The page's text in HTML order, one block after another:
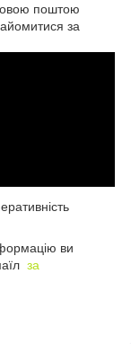
поштою
за
ви
за